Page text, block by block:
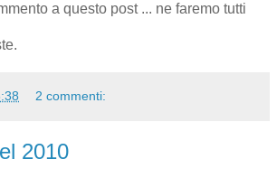
a questo post ... ne faremo tutti
2 commenti:
2010